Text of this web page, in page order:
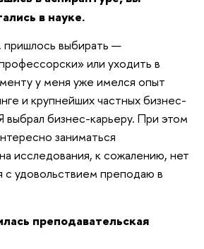
в науке.
пришлось выбирать —
или уходить в
у меня уже имелся опыт
и крупнейших частных бизнес-
выбрал бизнес-карьеру. При этом
заниматься
исследования, к сожалению, нет
удовольствием преподаю в
преподавательская